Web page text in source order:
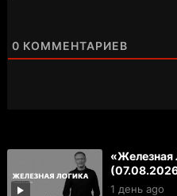
0 КОММЕНТАРИЕВ
«Железная
1 день ago